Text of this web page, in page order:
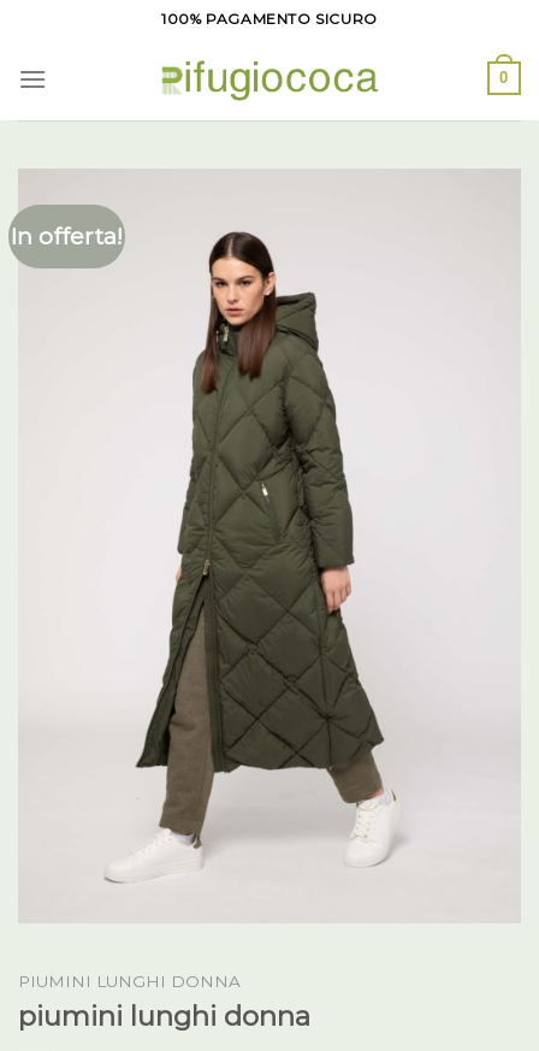
contenuti
100% PAGAMENTO SICURO
0
In offerta!
PIUMINI LUNGHI DONNA
piumini lunghi donna